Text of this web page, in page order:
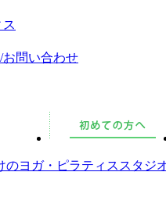
問い合わせ
ヨガ・ピラティススタジ